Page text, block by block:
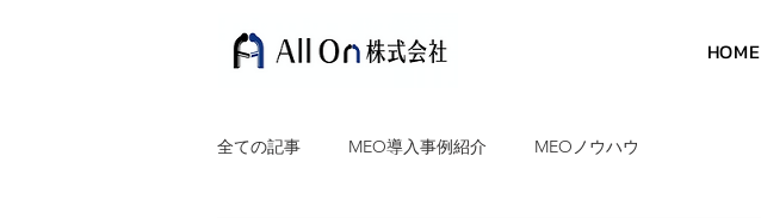
HOME
全ての記事 MEO導入事例紹介 MEOノウハウ